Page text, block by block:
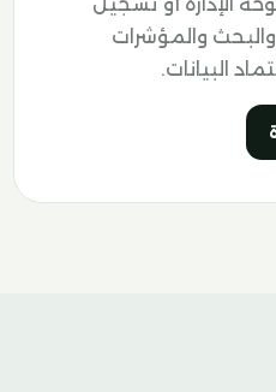
والبحث والمؤشرات
البيانات.